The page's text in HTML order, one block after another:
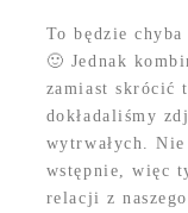
To będzie
🙂 Jednak
zamiast skrócić
dokładaliśmy
wytrwałych. Nie
wstępnie, więc
relacji z